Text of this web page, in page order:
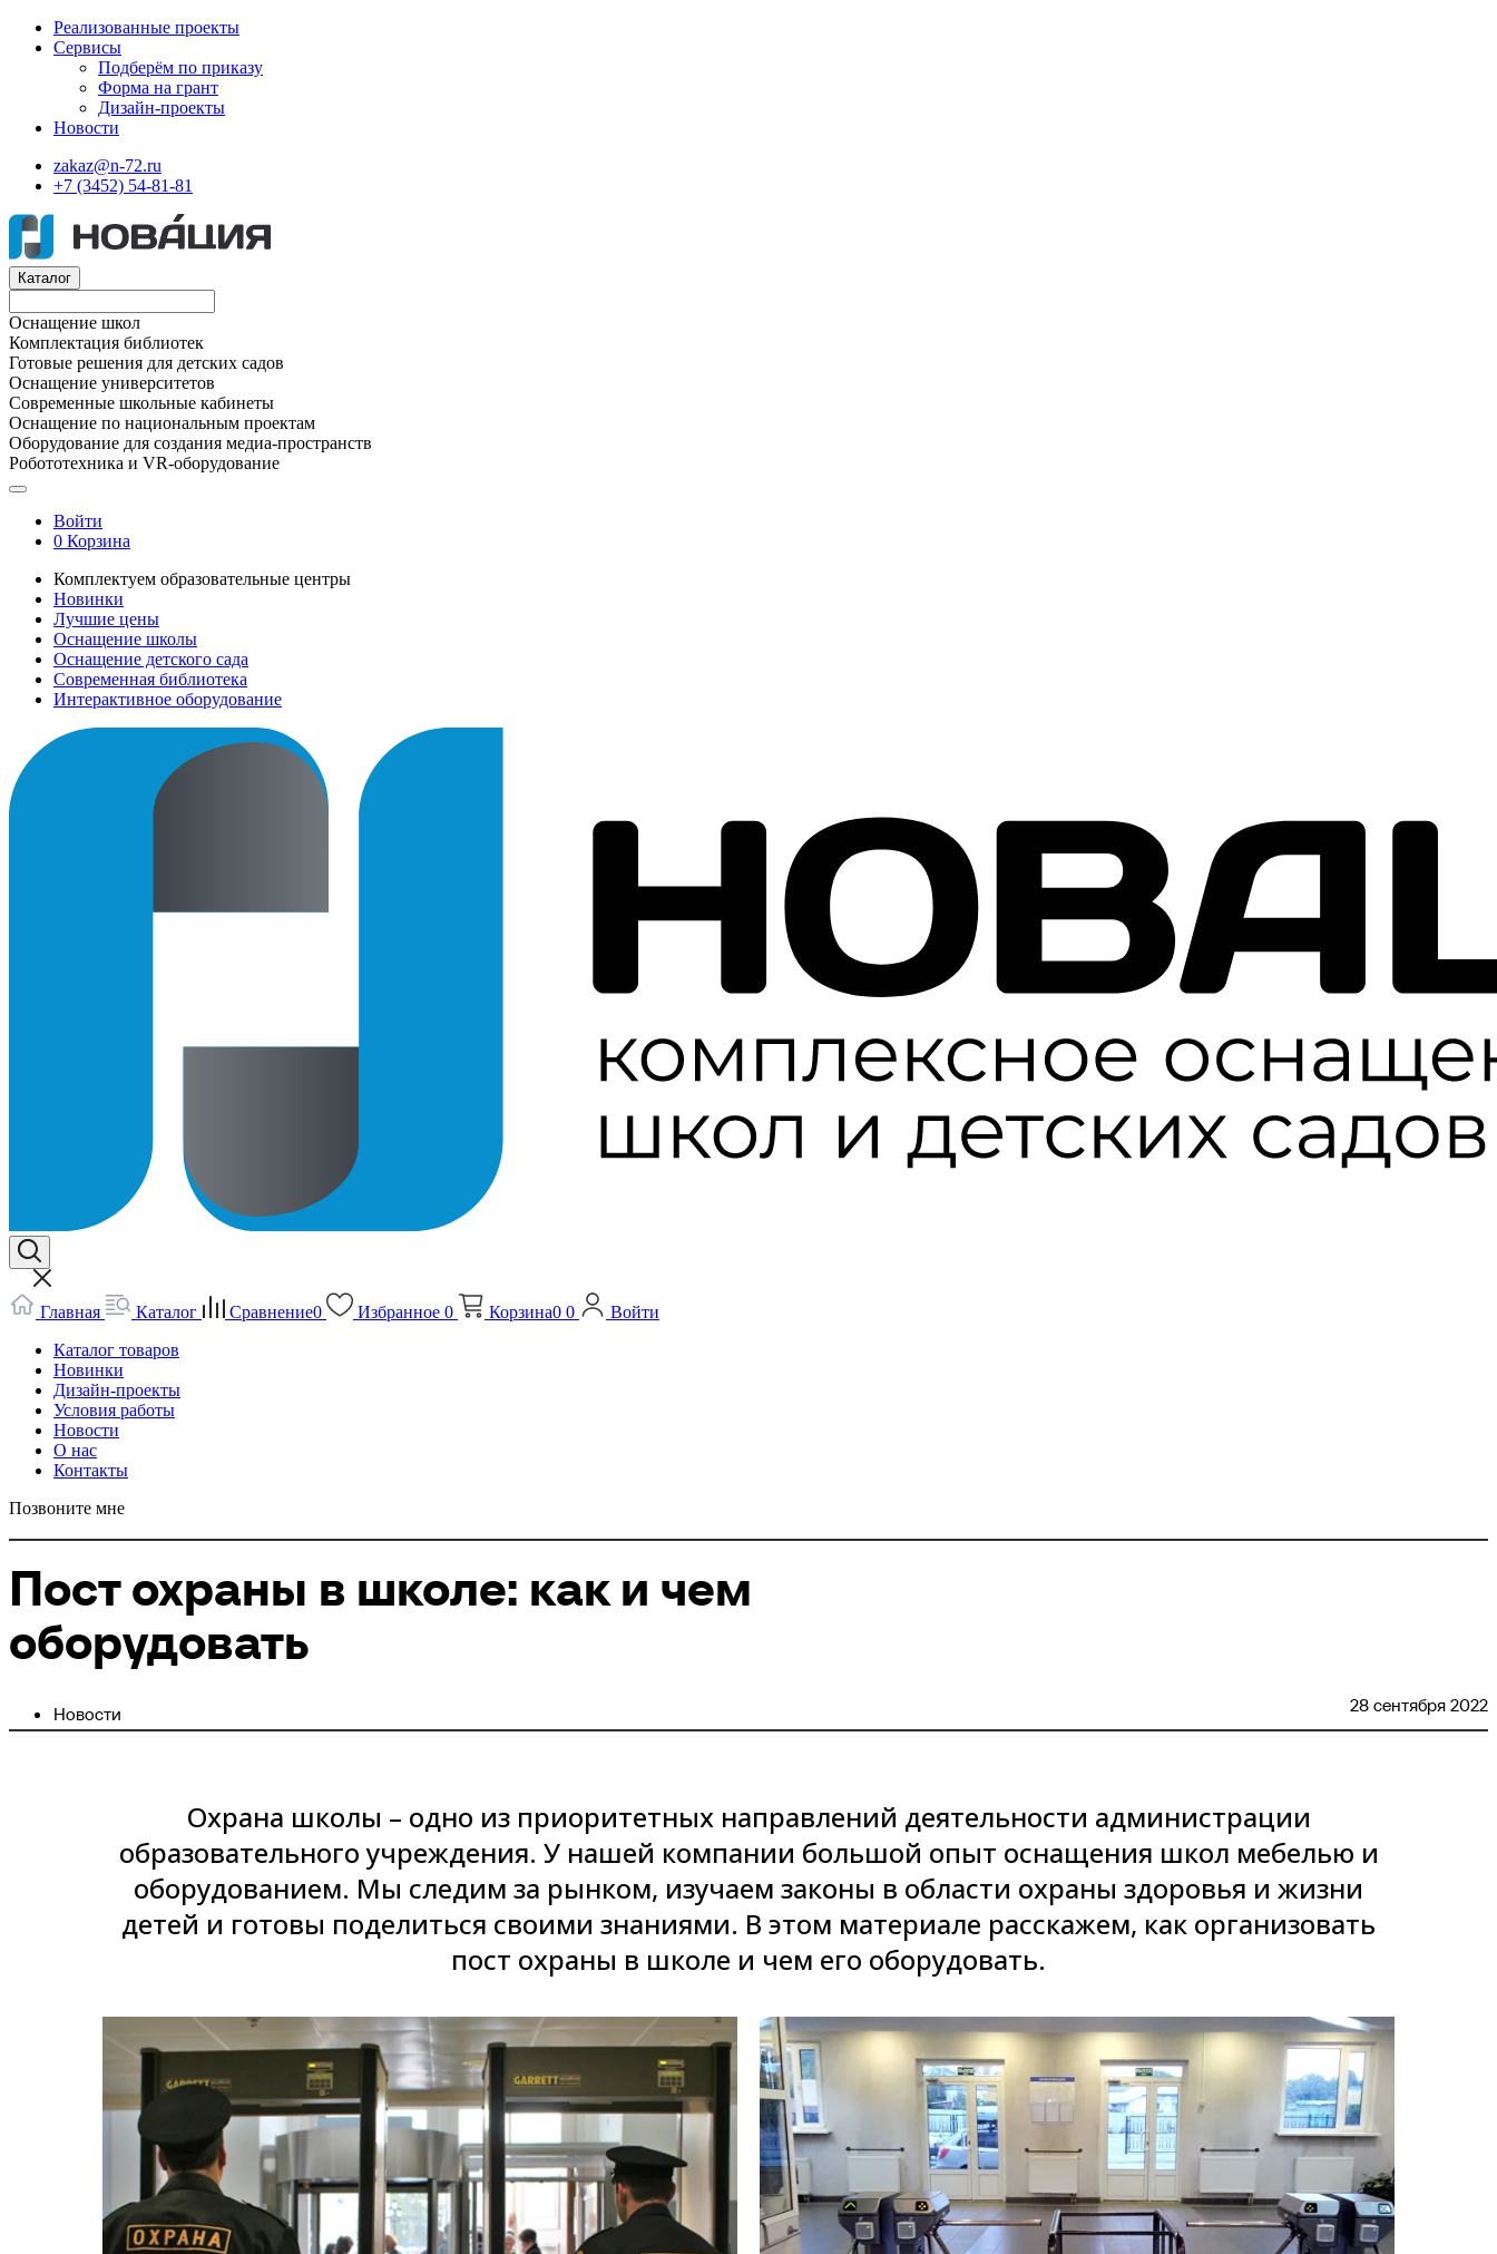
Реализованные проекты
Сервисы
Подберём по приказу
Форма на грант
Дизайн-проекты
Новости
zakaz@n-72.ru
+7 (3452) 54-81-81
Каталог
Оснащение школ
Комплектация библиотек
Готовые решения для детских садов
Оснащение университетов
Современные школьные кабинеты
Оснащение по национальным проектам
Оборудование для создания медиа-пространств
Робототехника и VR-оборудование
Войти
0 Корзина
Комплектуем образовательные центры
Новинки
Лучшие цены
Оснащение школы
Оснащение детского сада
Современная библиотека
Интерактивное оборудование
Главная Каталог Сравнение0 Избранное 0 Корзина0 0
Войти
Каталог товаров
Новинки
Дизайн-проекты
Условия работы
Новости
О нас
Контакты
Позвоните мне
Пост охраны в школе: как и чем
оборудовать
Новости 28 сентября 2022
Охрана школы – одно из приоритетных направлений деятельности администрации
образовательного учреждения. У нашей компании большой опыт оснащения школ мебелью и
оборудованием. Мы следим за рынком, изучаем законы в области охраны здоровья и жизни
детей и готовы поделиться своими знаниями. В этом материале расскажем, как организовать
пост охраны в школе и чем его оборудовать.